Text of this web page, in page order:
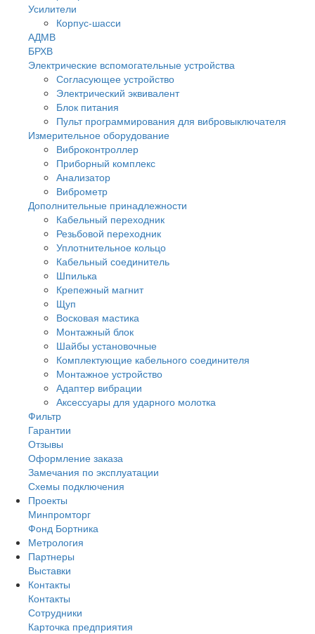
Усилители
Корпус-шасси
АДМВ
БРХВ
Электрические вспомогательные устройства
Согласующее устройство
Электрический эквивалент
Блок питания
Пульт программирования для вибровыключателя
Измерительное оборудование
Виброконтроллер
Приборный комплекс
Анализатор
Виброметр
Дополнительные принадлежности
Кабельный переходник
Резьбовой переходник
Уплотнительное кольцо
Кабельный соединитель
Шпилька
Крепежный магнит
Щуп
Восковая мастика
Монтажный блок
Шайбы установочные
Комплектующие кабельного соединителя
Монтажное устройство
Адаптер вибрации
Аксессуары для ударного молотка
Фильтр
Гарантии
Отзывы
Оформление заказа
Замечания по эксплуатации
Схемы подключения
Проекты
Минпромторг
Фонд Бортника
Метрология
Партнеры
Выставки
Контакты
Контакты
Сотрудники
Карточка предприятия